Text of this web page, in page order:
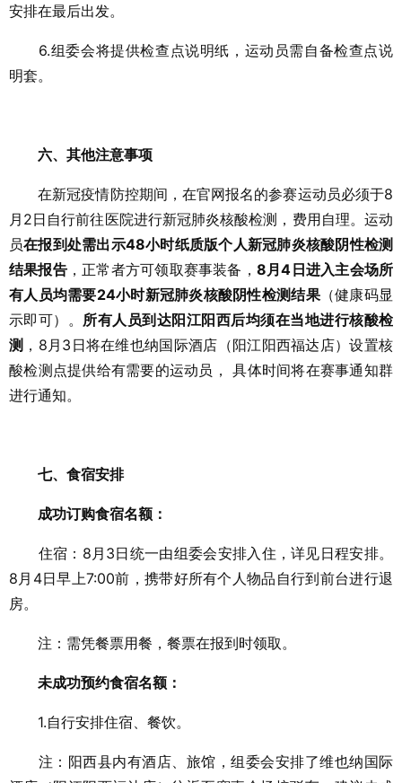
安排在最后出发。
6.组委会将提供检查点说明纸，运动员需自备检查点说
明套。
六、其他注意事项
在新冠疫情防控期间，在官网报名的参赛运动员必须于8
月2日自行前往医院进行新冠肺炎核酸检测，费用自理。运动
员在报到处需出示48小时纸质版个人新冠肺炎核酸阴性检测
结果报告，正常者方可领取赛事装备， 8月4日进入主会场所
有人员均需要24小时新冠肺炎核酸阴性检测结果（健康码显
示即可）。 所有人员到达阳江阳西后均须在当地进行核酸检
测 ，8月3日将在维也纳国际酒店（阳江阳西福达店）设置核
酸检测点提供给有需要的运动员， 具体时间将在赛事通知群
进行通知。
七、食宿安排
成功订购食宿名额：
住宿：8月3日统一由组委会安排入住，详见日程安排。
8月4日早上7:00前，携带好所有个人物品自行到前台进行退
房。
注：需凭餐票用餐，餐票在报到时领取。
未成功预约食宿名额：
1.自行安排住宿、餐饮。
注：阳西县内有酒店、旅馆，组委会安排了维也纳国际